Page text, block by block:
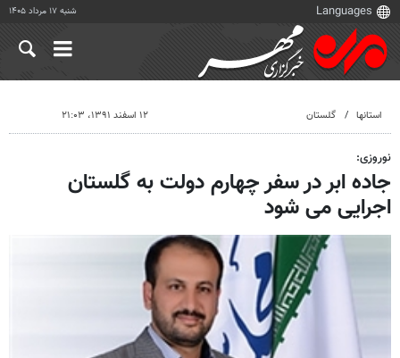
شنبه ۱۷ مرداد ۱۴۰۵
استانها گلستان ۱۲ اسفند ۱۳۹۱، ۲۱:۰۳
نوروزی:
جاده ابر در سفر چهارم دولت به گلستان
اجرایی می شود